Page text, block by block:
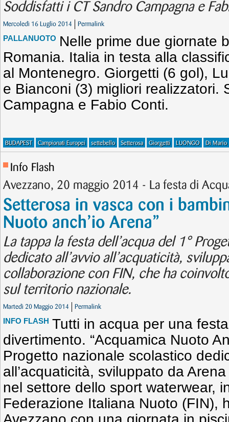
Soddisfatti i CT Sandro Campagna e
Mercoledì 16 Luglio 2014 Permalink
PALLANUOTO Nelle prime due giornate
Romania. Italia in testa alla
al Montenegro. Giorgetti (6 gol),
e Bianconi (3) migliori realizzatori.
Campagna e Fabio Conti.
BUDAPEST Campionati Europei settebello Setterosa Giorgetti LUONGO Di Mario
Info Flash
Avezzano, 20 maggio 2014 - La festa di
Setterosa in vasca con i
Nuoto anch’io Arena”
La tappa la festa dell’acqua del 1°
dedicato all’avvio all’acquaticità,
collaborazione con FIN, che ha
sul territorio nazionale.
Martedì 20 Maggio 2014 Permalink
INFO FLASH Tutti in acqua per una
divertimento. “Acquamica Nuoto
Progetto nazionale scolastico
all’acquaticità, sviluppato da
nel settore dello sport waterwear,
Federazione Italiana Nuoto (FIN),